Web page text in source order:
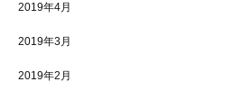
2019年4月
2019年3月
2019年2月